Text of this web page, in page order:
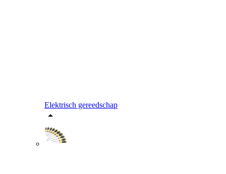
Elektrisch gereedschap